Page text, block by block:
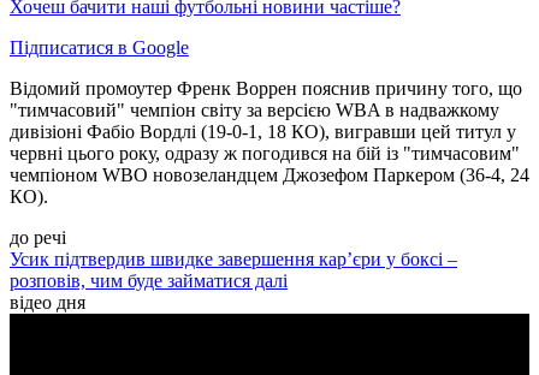
Хочеш бачити наші футбольні новини частіше?
Підписатися в Google
Відомий промоутер Френк Воррен пояснив причину того, що
"тимчасовий" чемпіон світу за версією WBA в надважкому
дивізіоні Фабіо Вордлі (19-0-1, 18 КО), вигравши цей титул у
червні цього року, одразу ж погодився на бій із "тимчасовим"
чемпіоном WBO новозеландцем Джозефом Паркером (36-4, 24
КО).
до речі
Усик підтвердив швидке завершення кар’єри у боксі –
розповів, чим буде займатися далі
відео дня